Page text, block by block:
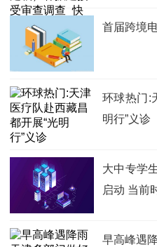
首届跨境
环球热门:
明行”义诊
大中专学
启动 当前
早高峰遇